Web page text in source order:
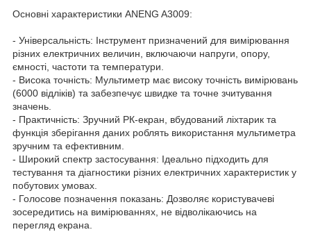
Основні характеристики ANENG A3009:
- Універсальність: Інструмент призначений для вимірювання
різних електричних величин, включаючи напруги, опору,
ємності, частоти та температури.
- Висока точність: Мультиметр має високу точність вимірювань
(6000 відліків) та забезпечує швидке та точне зчитування
значень.
- Практичність: Зручний РК-екран, вбудований ліхтарик та
функція зберігання даних роблять використання мультиметра
зручним та ефективним.
- Широкий спектр застосування: Ідеально підходить для
тестування та діагностики різних електричних характеристик у
побутових умовах.
- Голосове позначення показань: Дозволяє користувачеві
зосередитись на вимірюваннях, не відволікаючись на
перегляд екрана.